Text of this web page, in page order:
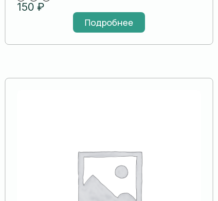
150 ₽
Подробнее